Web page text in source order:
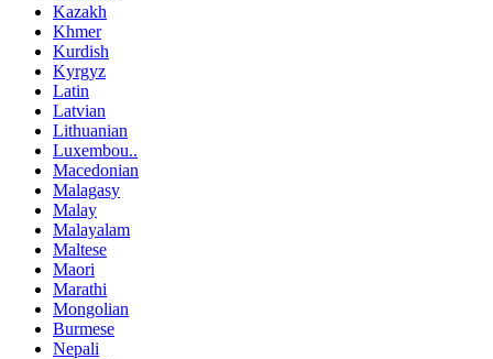
Kazakh
Khmer
Kurdish
Kyrgyz
Latin
Latvian
Lithuanian
Luxembou..
Macedonian
Malagasy
Malay
Malayalam
Maltese
Maori
Marathi
Mongolian
Burmese
Nepali